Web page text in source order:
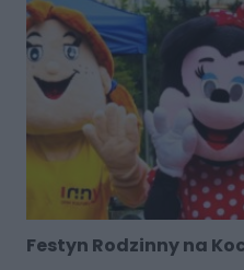
Festyn Rodzinny na